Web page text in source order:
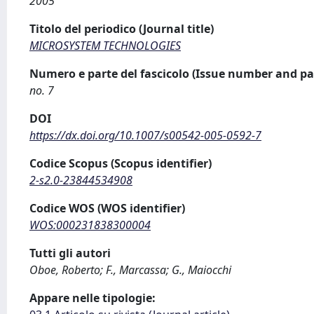
Titolo del periodico (Journal title)
MICROSYSTEM TECHNOLOGIES
Numero e parte del fascicolo (Issue number and
no. 7
DOI
https://dx.doi.org/10.1007/s00542-005-0592-7
Codice Scopus (Scopus identifier)
2-s2.0-23844534908
Codice WOS (WOS identifier)
WOS:000231838300004
Tutti gli autori
Oboe, Roberto; F., Marcassa; G., Maiocchi
Appare nelle tipologie: